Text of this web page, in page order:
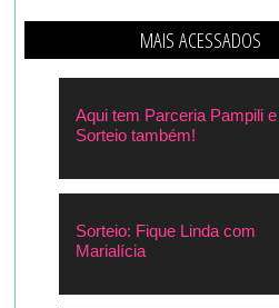
MAIS ACESSADOS
Aqui tem Parceria Pampili
Sorteio também!
Sorteio: Fique Linda com
Marialícia